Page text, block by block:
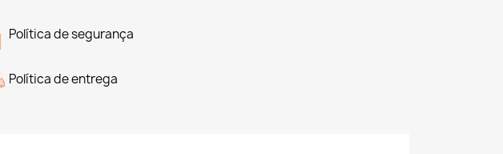
Política de segurança
Política de entrega